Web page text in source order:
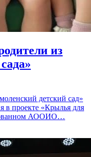
из
детский сад»
в проекте «Крылья для
АООИО…